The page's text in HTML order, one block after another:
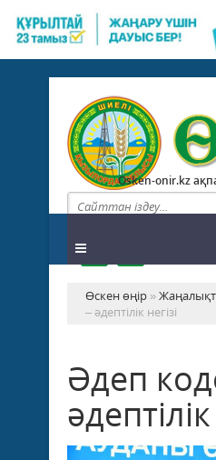
Osken-onir.kz
Өскен өңір »
– әдептілік негізі
Әдеп
әдептілік